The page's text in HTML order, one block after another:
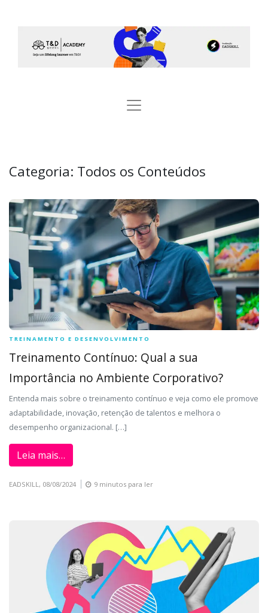
Categoria: Todos os Conteúdos
TREINAMENTO E DESENVOLVIMENTO
Treinamento Contínuo: Qual a sua
Importância no Ambiente Corporativo?
Entenda mais sobre o treinamento contínuo e veja como ele promove
adaptabilidade, inovação, retenção de talentos e melhora o
desempenho organizacional. […]
Leia mais…
EADSKILL, 08/08/2024 9 minutos para ler